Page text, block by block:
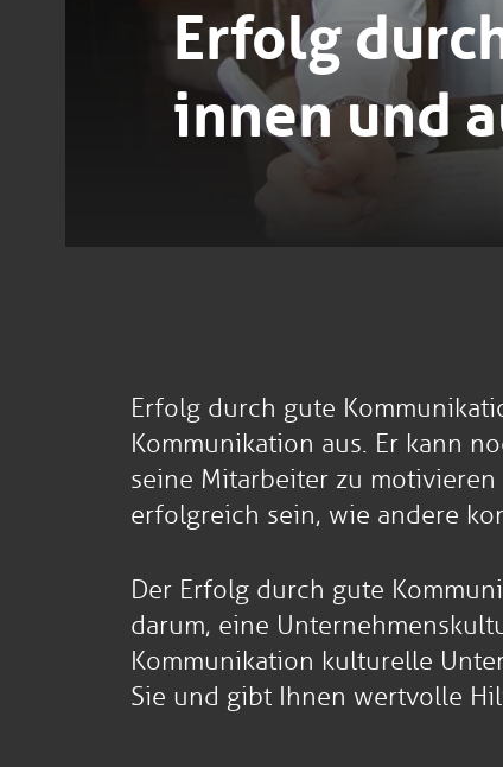
Erfolg
innen und
Erfolg durch gute
Kommunikation aus. Er kann
seine Mitarbeiter zu
erfolgreich sein, wie andere
Der Erfolg durch gute
darum, eine
Kommunikation kulturelle
Sie und gibt Ihnen wertvolle